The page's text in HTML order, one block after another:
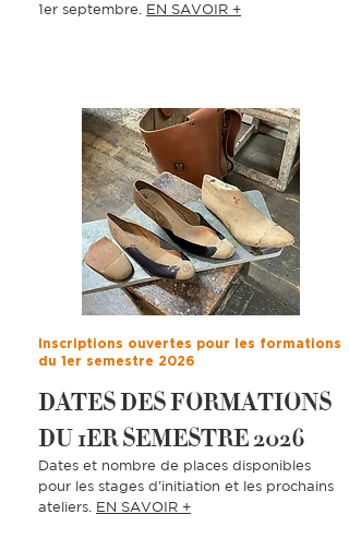
1er septembre. EN SAVOIR +
Inscriptions ouvertes pour les formations
du 1er semestre 2026
DATES DES FORMATIONS
DU 1ER SEMESTRE 2026
Dates et nombre de places disponibles
pour les stages d'initiation et les prochains
ateliers. EN SAVOIR +